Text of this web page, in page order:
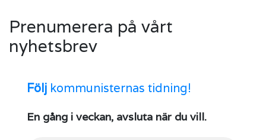
Prenumerera på vårt
nyhetsbrev
Följ kommunisternas tidning!
En gång i veckan, avsluta när du vill.